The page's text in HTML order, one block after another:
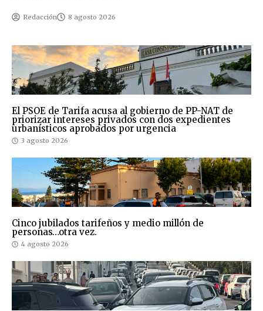
Redacción 8 agosto 2026
El PSOE de Tarifa acusa al gobierno de PP-NAT de
priorizar intereses privados con dos expedientes
urbanísticos aprobados por urgencia
3 agosto 2026
Cinco jubilados tarifeños y medio millón de
personas…otra vez.
4 agosto 2026